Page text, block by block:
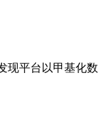
现平台以甲基化数